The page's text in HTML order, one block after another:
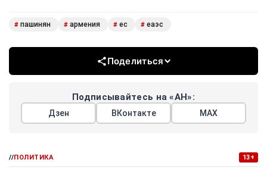
# пашинян # армения # ес # еаэс
Поделиться
Подписывайтесь на «АН»:
Дзен ВКонтакте МАХ
//ПОЛИТИКА 13+